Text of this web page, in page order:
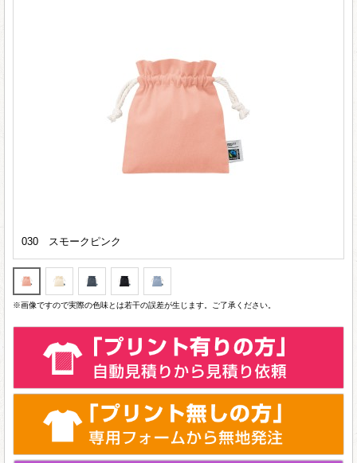
030 スモークピンク
※画像ですので実際の色味とは若干の誤差が生じます。ご了承ください。